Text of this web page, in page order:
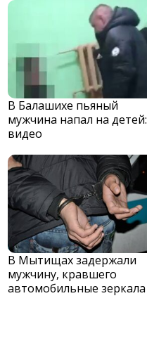
В Балашихе пьяный
мужчина напал на детей:
видео
В Мытищах задержали
мужчину, кравшего
автомобильные зеркала